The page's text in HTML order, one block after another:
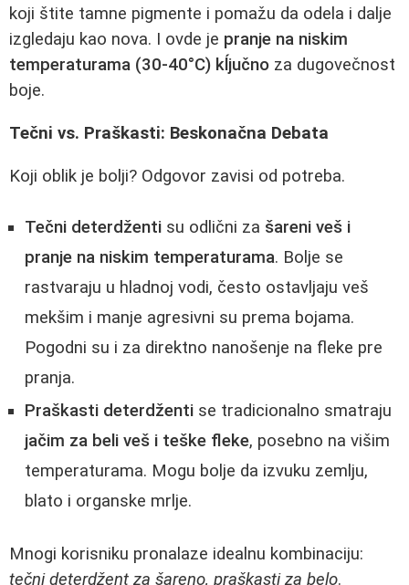
koji štite tamne pigmente i pomažu da odela i dalje
izgledaju kao nova. I ovde je pranje na niskim
temperaturama (30-40°C) kĺjučno za dugovečnost
boje.
Tečni vs. Praškasti: Beskonačna Debata
Koji oblik je bolji? Odgovor zavisi od potreba.
Tečni deterdženti su odlični za šareni veš i
pranje na niskim temperaturama. Bolje se
rastvaraju u hladnoj vodi, često ostavljaju veš
mekšim i manje agresivni su prema bojama.
Pogodni su i za direktno nanošenje na fleke pre
pranja.
Praškasti deterdženti se tradicionalno smatraju
jačim za beli veš i teške fleke, posebno na višim
temperaturama. Mogu bolje da izvuku zemlju,
blato i organske mrlje.
Mnogi korisniku pronalaze idealnu kombinaciju:
tečni deterdžent za šareno, praškasti za belo.